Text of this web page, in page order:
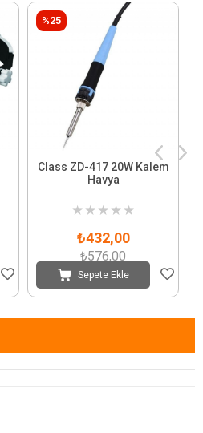
Class ZD-417 20W Kalem
Havya
★ ★ ★ ★ ★
₺432,00
₺576,00
Sepete Ekle
%25